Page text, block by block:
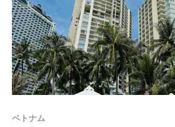
ベトナム